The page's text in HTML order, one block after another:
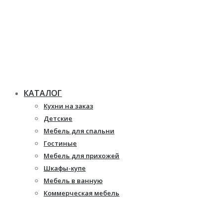
КАТАЛОГ
Кухни на заказ
Детские
Мебель для спальни
Гостиные
Мебель для прихожей
Шкафы-купе
Мебель в ванную
Коммерческая мебель